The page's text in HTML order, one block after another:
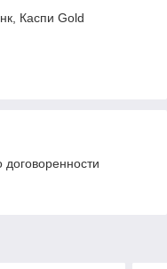
Каспи Gold
договоренности